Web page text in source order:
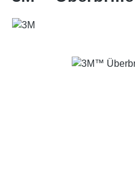
Bildergalerie überspringen